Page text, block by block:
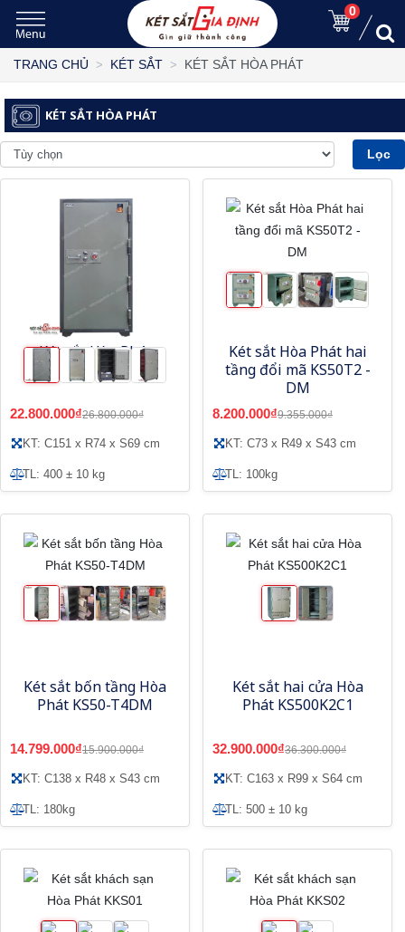
0
TRANG CHỦ KÉT SẮT KÉT SẮT HÒA PHÁT
KÉT SẮT HÒA PHÁT
Lọc
Két sắt Hòa Phát
KS400K2C1
22.800.000₫26.800.000₫
KT: C151 x R74 x S69 cm
TL: 400 ± 10 kg
Két sắt Hòa Phát hai
tầng đổi mã KS50T2 -
DM
8.200.000₫9.355.000₫
KT: C73 x R49 x S43 cm
TL: 100kg
Két sắt bốn tầng Hòa
Phát KS50-T4DM
14.799.000₫15.900.000₫
KT: C138 x R48 x S43 cm
TL: 180kg
Két sắt hai cửa Hòa
Phát KS500K2C1
32.900.000₫36.300.000₫
KT: C163 x R99 x S64 cm
TL: 500 ± 10 kg